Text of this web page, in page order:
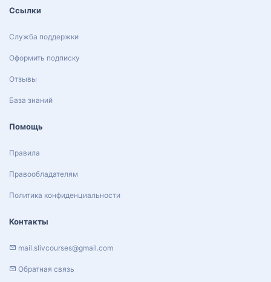
Ссылки
Служба поддержки
Оформить подписку
Отзывы
База знаний
Помощь
Правила
Правообладателям
Политика конфиденциальности
Контакты
mail.slivcourses@gmail.com
Обратная связь